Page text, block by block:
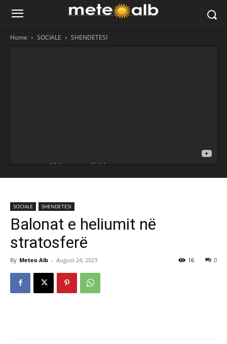
Home SOCIALE SHENDETESI
SOCIALE SHENDETESI
Balonat e heliumit në
stratosferë
By Meteo Alb - August 24, 2023 0
16